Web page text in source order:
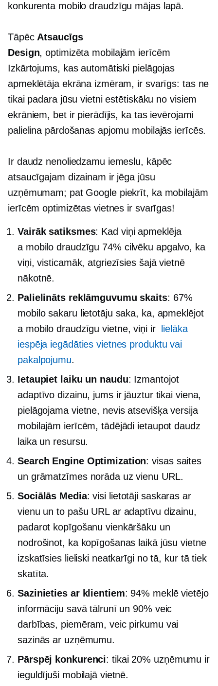
konkurenta mobilo draudzīgu mājas lapā.
Tāpēc Atsaucīgs
Design,optimizēta mobilajām ierīcēm
Izkārtojums, kas automātiski pielāgojas
apmeklētāja ekrāna izmēram, ir svarīgs: tas ne
tikai padara jūsu vietni estētiskāku no visiem
ekrāniem, bet ir pierādījis, ka tas ievērojami
palielina pārdošanas apjomu mobilajās ierīcēs.
Ir daudz nenoliedzamu iemeslu, kāpēc
atsaucīgajam dizainam ir jēga jūsu
uzņēmumam; pat Google piekrīt, ka mobilajām
ierīcēm optimizētas vietnes ir svarīgas!
Vairāk satiksmes: Kad viņi apmeklēja
a mobilo draudzīgu 74% cilvēku apgalvo, ka
viņi, visticamāk, atgriezīsies šajā vietnē
nākotnē.
Palielināts reklāmguvumu skaits: 67%
mobilo sakaru lietotāju saka, ka, apmeklējot
a mobilo draudzīgu vietne, viņi ir
lielāka
iespēja iegādāties vietnes produktu vai
pakalpojumu.
Ietaupiet laiku un naudu: Izmantojot
adaptīvo dizainu, jums ir jāuztur tikai viena,
pielāgojama vietne, nevis atsevišķa versija
mobilajām ierīcēm, tādējādi ietaupot daudz
laika un resursu.
Search Engine Optimization: visas saites
un grāmatzīmes norāda uz vienu URL.
Sociālās Media: visi lietotāji saskaras ar
vienu un to pašu URL ar adaptīvu dizainu,
padarot kopīgošanu vienkāršāku un
nodrošinot, ka kopīgošanas laikā jūsu vietne
izskatīsies lieliski neatkarīgi no tā, kur tā tiek
skatīta.
Sazinieties ar klientiem: 94% meklē vietējo
informāciju savā tālrunī un 90% veic
darbības, piemēram, veic pirkumu vai
sazinās ar uzņēmumu.
Pārspēj konkurenci: tikai 20% uzņēmumu ir
ieguldījuši mobilajā vietnē.